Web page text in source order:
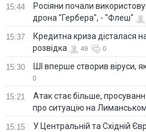
15:44
Росіяни почали
дрона "Гербера", - "Флеш"
15:37
Кредитна криза дісталася
розвідка
49 0
15:30 ШІ вперше створив віруси,
0
15:21
Атак стає більше,
про ситуацію на
15:15
У Центральній та Східній